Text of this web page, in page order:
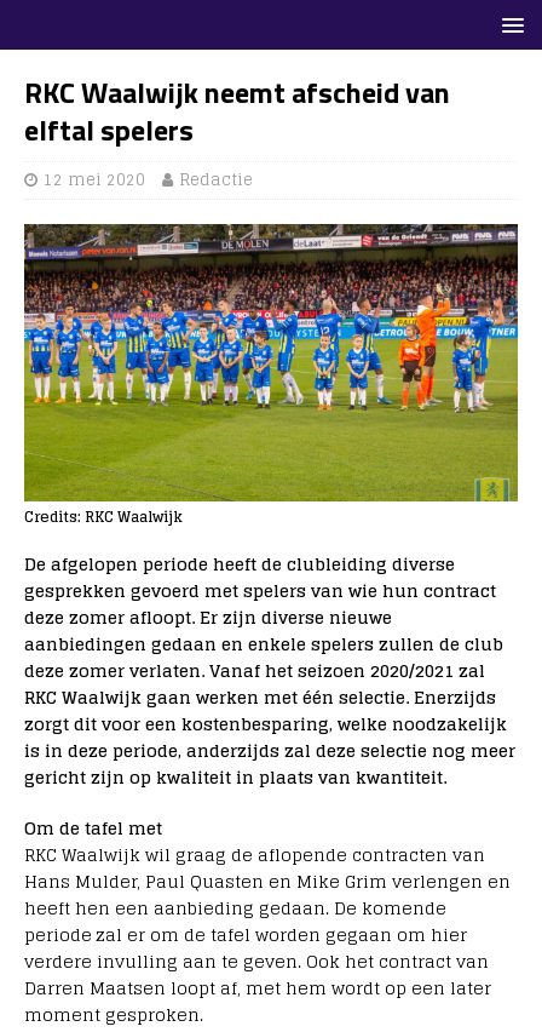
RKC Waalwijk neemt afscheid van
elftal spelers
12 mei 2020 Redactie
Credits: RKC Waalwijk
De afgelopen periode heeft de clubleiding diverse
gesprekken gevoerd met spelers van wie hun contract
deze zomer afloopt. Er zijn diverse nieuwe
aanbiedingen gedaan en enkele spelers zullen de club
deze zomer verlaten. Vanaf het seizoen 2020/2021 zal
RKCWaalwijkgaan werken met één selectie. Enerzijds
zorgt dit voor een kostenbesparing, welke noodzakelijk
is in deze periode, anderzijds zal deze selectie nog meer
gericht zijn op kwaliteit in plaats van kwantiteit.
Om de tafel met
RKC Waalwijkwil graag de aflopende contracten van
Hans Mulder, Paul Quasten en Mike Grim verlengen en
heeft hen een aanbieding gedaan. De komende
periode zal er om de tafel worden gegaan om hier
verdere invulling aan te geven. Ook het contract van
Darren Maatsen loopt af, met hem wordt op een later
moment gesproken.